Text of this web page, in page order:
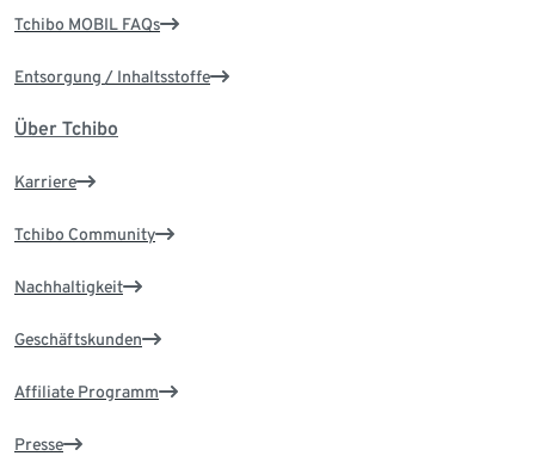
Tchibo MOBIL FAQs
Entsorgung / Inhaltsstoffe
Über Tchibo
Karriere
Tchibo Community
Nachhaltigkeit
Geschäftskunden
Affiliate Programm
Presse